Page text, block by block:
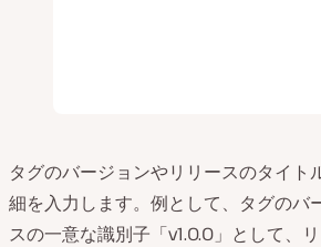
タグのバージョンやリリースのタイト
細を入力します。例として、タグのバ
スの一意な識別子「v1.0.0」として、